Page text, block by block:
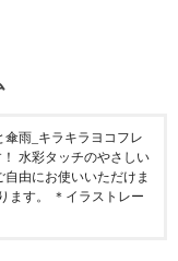
雨_キラキラヨコフレ
水彩タッチのやさしい
由にお使いいただけま
ます。 ＊イラストレー